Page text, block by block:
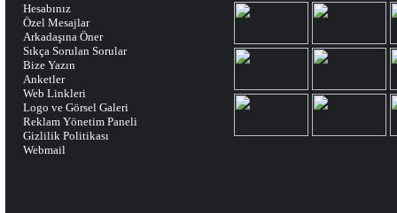
Hesabınız
Özel Mesajlar
Arkadaşına Öner
Sıkça Sorulan Sorular
Bize Yazın
Anketler
Web Linkleri
Logo ve Görsel Galeri
Reklam Yönetim Paneli
Gizlilik Politikası
Webmail